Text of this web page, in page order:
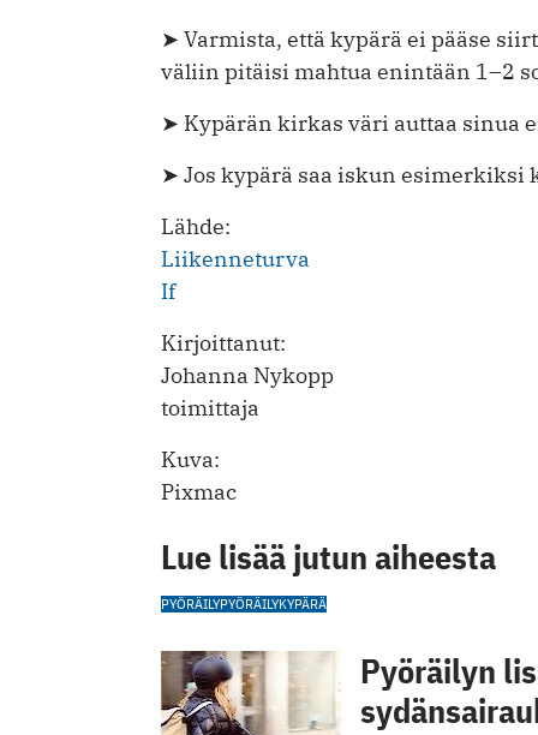
➤ Varmista, että kypärä ei pääse
väliin pitäisi mahtua enintään 1–2
➤ Kypärän kirkas väri auttaa sinua
➤ Jos kypärä saa iskun esimerkiksi
Lähde:
Liikenneturva
If
Kirjoittanut:
Johanna Nykopp
toimittaja
Kuva:
Pixmac
Lue lisää jutun aiheesta
PYÖRÄILYPYÖRÄILYKYPÄRÄ
Pyöräilyn